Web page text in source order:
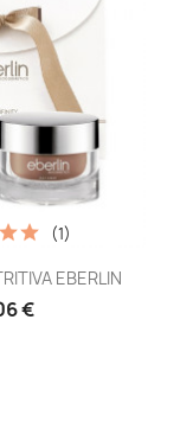
rápidaEBERLIN
€
(1)